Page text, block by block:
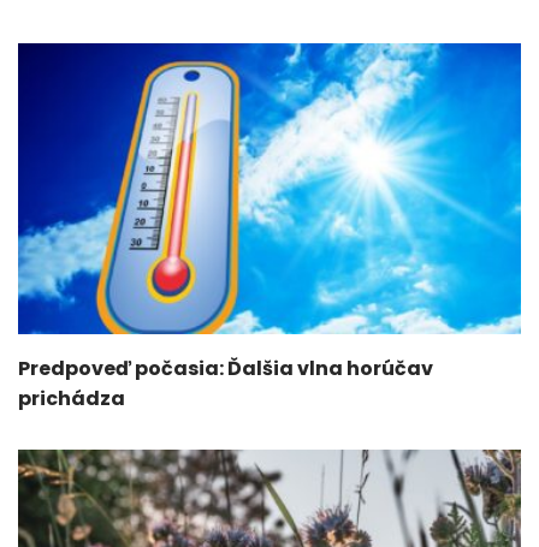
Predpoveď počasia: Ďalšia vlna horúčav
prichádza